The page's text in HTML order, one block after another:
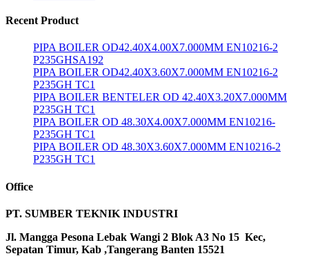
Recent Product
PIPA BOILER OD42.40X4.00X7.000MM EN10216-2
P235GHSA192
PIPA BOILER OD42.40X3.60X7.000MM EN10216-2
P235GH TC1
PIPA BOILER BENTELER OD 42.40X3.20X7.000MM
P235GH TC1
PIPA BOILER OD 48.30X4.00X7.000MM EN10216-
P235GH TC1
PIPA BOILER OD 48.30X3.60X7.000MM EN10216-2
P235GH TC1
Office
PT. SUMBER TEKNIK INDUSTRI
Jl. Mangga Pesona Lebak Wangi 2 Blok A3 No 15 Kec,
Sepatan Timur, Kab ,Tangerang Banten 15521